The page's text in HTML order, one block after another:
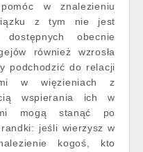
w znalezieniu
z tym nie jest
obecnie
również wzrosła
podchodzić do relacji
w więzieniach z
wspierania ich w
mogą stanąć po
jeśli wierzysz w
kogoś, kto